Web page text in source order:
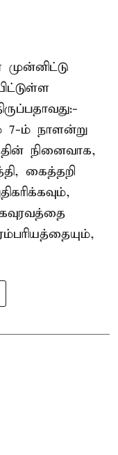
ம் நாளன்று
நினைவாக,
கைத்தறி